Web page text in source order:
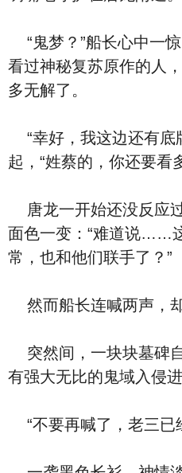
“鬼梦？”船长心中一
看过神秘复苏原作的人
多无解了。
“幸好，我这边还有底
起，“姓蔡的，你还要看
唐龙一开始还没反应
面色一变：“难道说……
常，也和他们联手了？”
然而船长连喊两声，
突然间，一块块墓碑
有强大无比的鬼域入侵进
“不要再喊了，老三已